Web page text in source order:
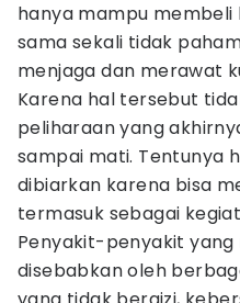
hanya mampu
sama sekali tidak
menjaga dan merawat
Karena hal tersebut
peliharaan yang
sampai mati. Tentunya
dibiarkan karena bisa
termasuk sebagai
Penyakit-penyakit yang
disebabkan oleh